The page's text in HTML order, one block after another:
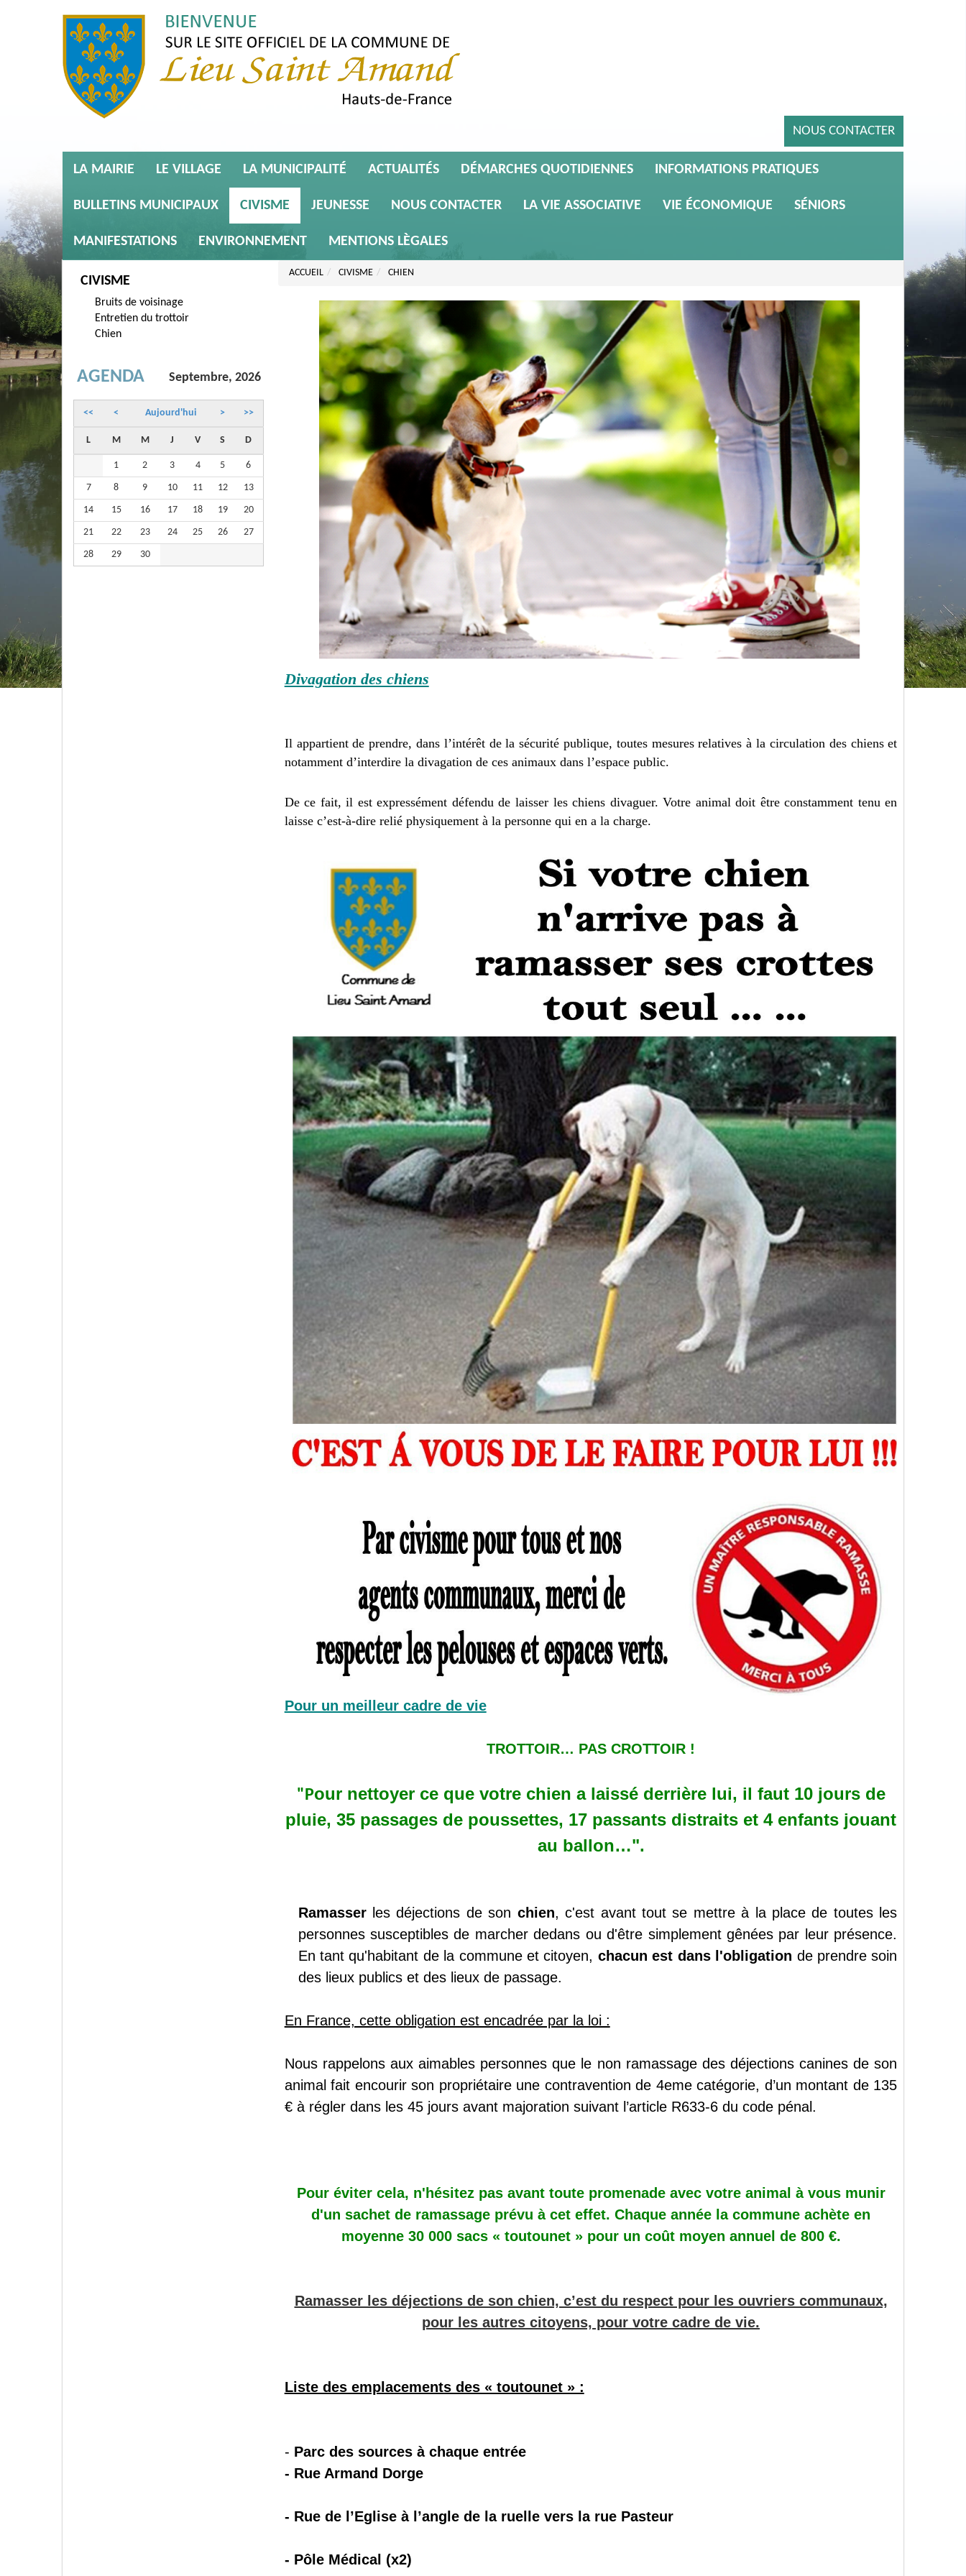
NOUS CONTACTER
LA MAIRIE LE VILLAGE LA MUNICIPALITÉ ACTUALITÉS DÉMARCHES QUOTIDIENNES INFORMATIONS PRATIQUES
BULLETINS MUNICIPAUX CIVISME JEUNESSE NOUS CONTACTER LA VIE ASSOCIATIVE VIE ÉCONOMIQUE SÉNIORS
MANIFESTATIONS ENVIRONNEMENT MENTIONS LÈGALES
CIVISME
Bruits de voisinage
Entretien du trottoir
Chien
AGENDA Septembre, 2026
<< < Aujourd'hui > >>
L M M J V S D
1 2 3 4 5 6
7 8 9 10 11 12 13
14 15 16 17 18 19 20
21 22 23 24 25 26 27
28 29 30
ACCUEIL CIVISME CHIEN
Divagation des chiens
Il appartient de prendre, dans l’intérêt de la sécurité publique, toutes mesures relatives à la circulation des chiens et
notamment d’interdire la divagation de ces animaux dans l’espace public.
De ce fait, il est expressément défendu de laisser les chiens divaguer. Votre animal doit être constamment tenu en
laisse c’est-à-dire relié physiquement à la personne qui en a la charge.
Pour un meilleur cadre de vie
TROTTOIR… PAS CROTTOIR !
"Pour nettoyer ce que votre chien a laissé derrière lui, il faut 10 jours de
pluie, 35 passages de poussettes, 17 passants distraits et 4 enfants jouant
au ballon…".
Ramasserles déjections de son chien, c'est avant tout se mettre à la place de toutes les
personnes susceptibles de marcher dedans ou d'être simplement gênées par leur présence.
En tant qu'habitant de la commune et citoyen, chacun est dans l'obligation de prendre soin
des lieux publics et des lieux de passage.
En France, cette obligation est encadrée par la loi :
Nous rappelons aux aimables personnes que le non ramassage des déjections canines de son
animal fait encourir son propriétaire une contravention de 4eme catégorie, d’un montant de 135
€ à régler dans les 45 jours avant majoration suivant l’article R633-6 du code pénal.
Pour éviter cela, n'hésitez pas avant toute promenade avec votre animal à vous munir
d'un sachet de ramassage prévu à cet effet. Chaque année la commune achète en
moyenne 30 000 sacs « toutounet » pour un coût moyen annuel de 800 €.
Ramasser les déjections de son chien, c’est du respect pour les ouvriers communaux,
pour les autres citoyens, pour votre cadre de vie.
Liste des emplacements des « toutounet » :
- Parc des sources à chaque entrée
- Rue Armand Dorge
- Rue de l’Eglise à l’angle de la ruelle vers la rue Pasteur
- Pôle Médical (x2)